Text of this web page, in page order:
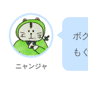
ニャンジャ
ボ
も